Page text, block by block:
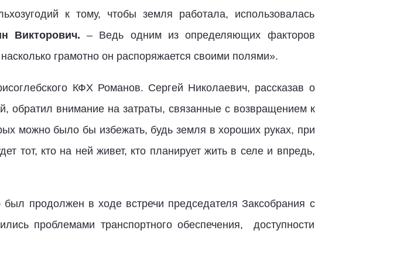
к тому, чтобы земля работала, использовалась
Викторович. – Ведь одним из определяющих факторов
грамотно он распоряжается своими полями».
КФХ Романов. Сергей Николаевич, рассказав о
обратил внимание на затраты, связанные с возвращением к
можно было бы избежать, будь земля в хороших руках, при
тот, кто на ней живет, кто планирует жить в селе и впредь,
был продолжен в ходе встречи председателя Заксобрания с
проблемами транспортного обеспечения, доступности